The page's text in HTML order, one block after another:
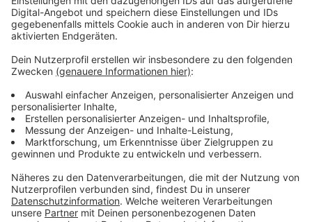
Werke und einer aktuellen Serie von Remixen für Dua
Lipa, Mark Ronson oder Sir Elton John, schafft Purple
Disco Machine mit seinem eigenen Track eine
moderne und anspruchsvolle Sichtweise auf das
Jahrzehnt, das ihn selbst inspiriert hat.
Anzeige
Wir benötigen Ihre
Zustimmung, um den YouTube
Video-Service zu laden!